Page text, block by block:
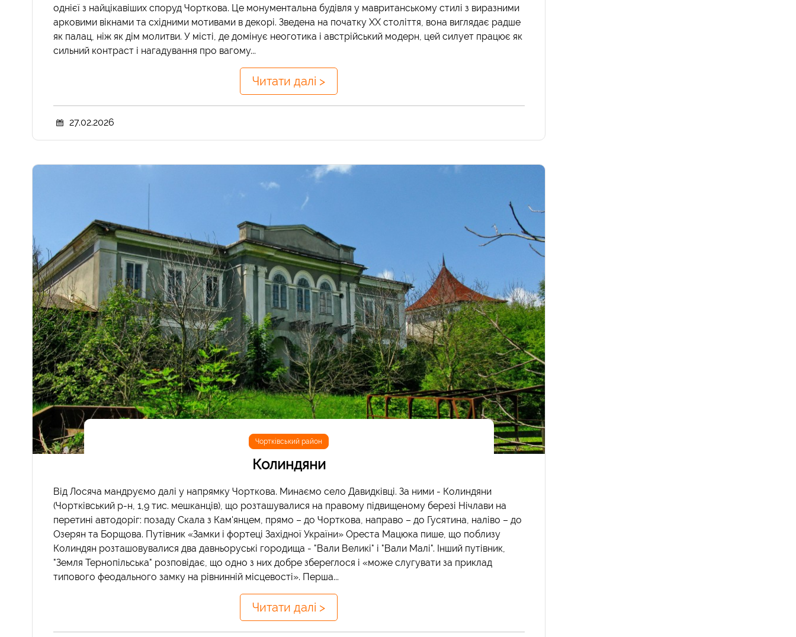
однієї з найцікавіших споруд Чорткова. Це монументальна будівля у мавританському стилі з виразними
арковими вікнами та східними мотивами в декорі. Зведена на початку ХХ століття, вона виглядає радше
як палац, ніж як дім молитви. У місті, де домінує неоготика і австрійський модерн, цей силует працює як
сильний контраст і нагадування про вагому...
Читати далі >
27.02.2026
Чортківський район
Колиндяни
Від Лосяча мандруємо далі у напрямку Чорткова. Минаємо село Давидківці. За ними - Колиндяни
(Чортківський р-н, 1,9 тис. мешканців), що розташувалися на правому підвищеному березі Нічлави на
перетині автодоріг: позаду Скала з Кам'янцем, прямо – до Чорткова, направо – до Гусятина, наліво – до
Озерян та Борщова. Путівник «Замки і фортеці Західної України» Ореста Мацюка пише, що поблизу
Колиндян розташовувалися два давньоруські городища - "Вали Великі" і "Вали Малі". Інший путівник,
"Земля Тернопільська" розповідає, що одно з них добре збереглося і «може слугувати за приклад
типового феодального замку на рівнинній місцевості». Перша...
Читати далі >